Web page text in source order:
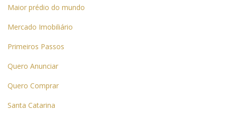
Maior prédio do mundo
Mercado Imobiliário
Primeiros Passos
Quero Anunciar
Quero Comprar
Santa Catarina